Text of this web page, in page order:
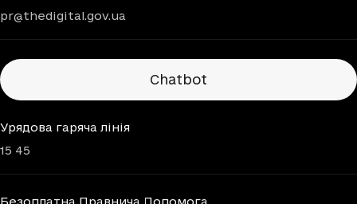
pr@thedigital.gov.ua
Chatbots
Chatbot
Урядова гаряча лінія
15 45
Безоплатна Правнича Допомога